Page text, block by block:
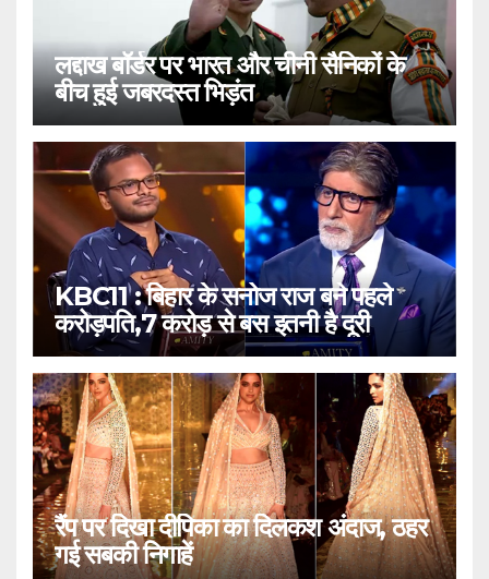
लद्दाख बॉर्डर पर भारत और चीनी सैनिकों के
बीच हुई जबरदस्त भिड़ंत
KBC11 : बिहार के सनोज राज बने पहले
करोड़पति,7 करोड़ से बस इतनी है दूरी
रैंप पर दिखा दीपिका का दिलकश अंदाज, ठहर
गई सबकी निगाहें